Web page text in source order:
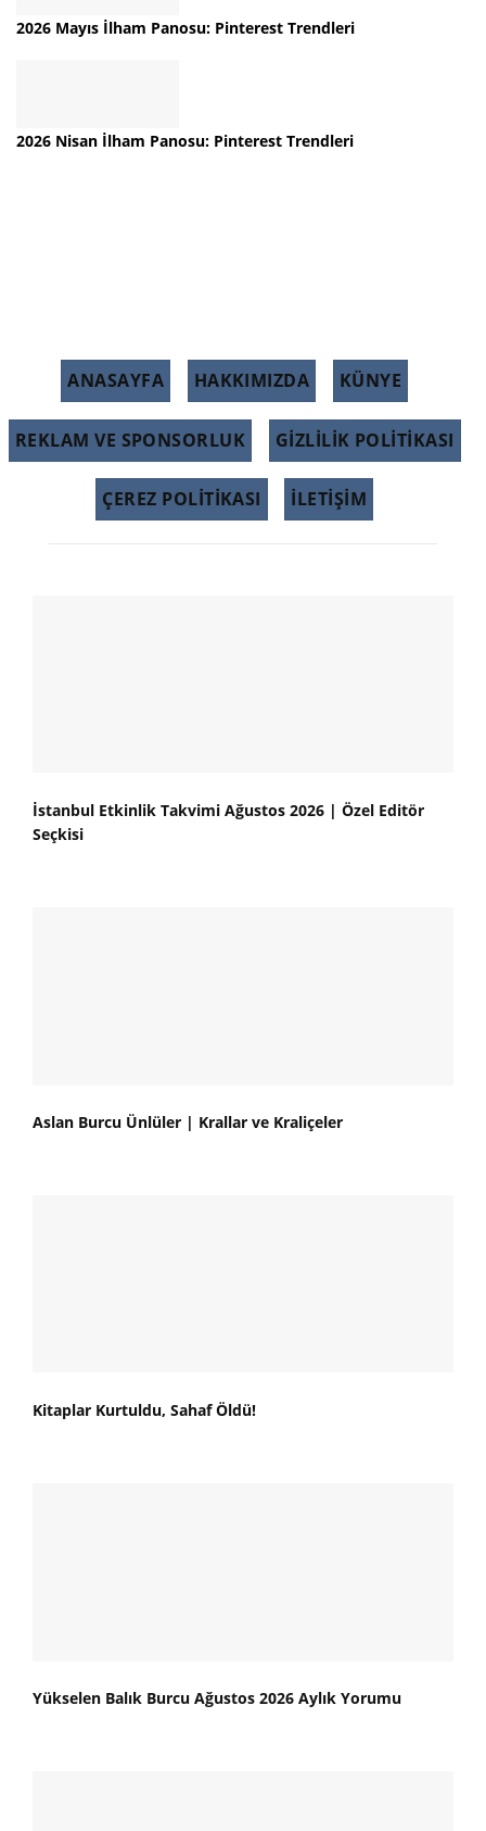
2026 Mayıs İlham Panosu: Pinterest Trendleri
2026 Nisan İlham Panosu: Pinterest Trendleri
ANASAYFA HAKKIMIZDA KÜNYE
REKLAM VE SPONSORLUK GIZLILIK POLITIKASI
ÇEREZ POLITIKASI İLETİŞİM
İstanbul Etkinlik Takvimi Ağustos 2026 | Özel Editör
Seçkisi
Aslan Burcu Ünlüler | Krallar ve Kraliçeler
Kitaplar Kurtuldu, Sahaf Öldü!
Yükselen Balık Burcu Ağustos 2026 Aylık Yorumu